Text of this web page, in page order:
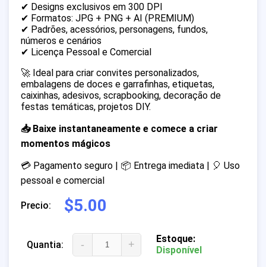
✔ Designs exclusivos em 300 DPI
✔ Formatos: JPG + PNG + AI (PREMIUM)
✔ Padrões, acessórios, personagens, fundos,
números e cenários
✔ Licença Pessoal e Comercial
🚀 Ideal para criar convites personalizados,
embalagens de doces e garrafinhas, etiquetas,
caixinhas, adesivos, scrapbooking, decoração de
festas temáticas, projetos DIY.
📥 Baixe instantaneamente e comece a criar
momentos mágicos
💳 Pagamento seguro | 📦 Entrega imediata | 🎈 Uso
pessoal e comercial
Precio: $5.00
Quantia: - +
Estoque:
Disponível